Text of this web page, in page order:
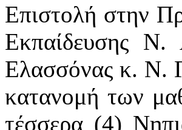
Επιστολή στην
Εκπαίδευσης Ν.
Ελασσόνας κ. Ν.
κατανομή των
τέσσερα (4)